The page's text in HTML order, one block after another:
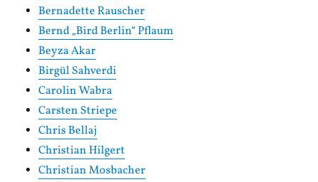
Bernadette Rauscher
Bernd „Bird Berlin“ Pflaum
Beyza Akar
Birgül Sahverdi
Carolin Wabra
Carsten Striepe
Chris Bellaj
Christian Hilgert
Christian Mosbacher